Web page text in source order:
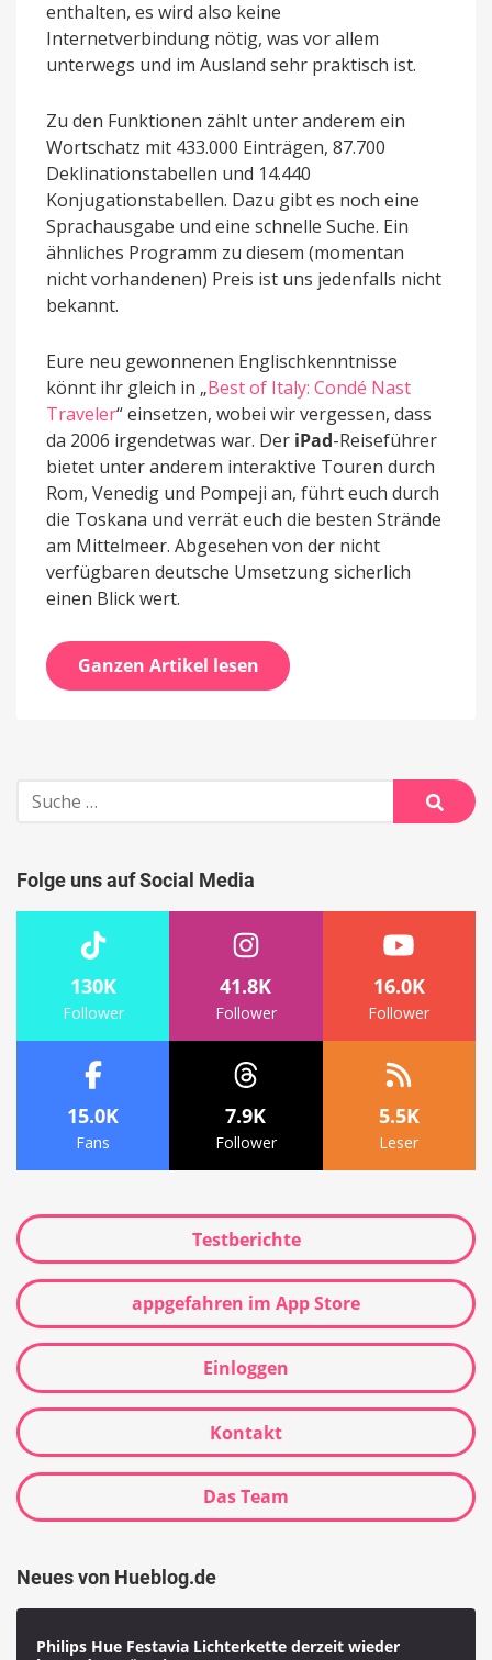
enthalten, es wird also keine
Internetverbindung nötig, was vor allem
unterwegs und im Ausland sehr praktisch ist.
Zu den Funktionen zählt unter anderem ein
Wortschatz mit 433.000 Einträgen, 87.700
Deklinationstabellen und 14.440
Konjugationstabellen. Dazu gibt es noch eine
Sprachausgabe und eine schnelle Suche. Ein
ähnliches Programm zu diesem (momentan
nicht vorhandenen) Preis ist uns jedenfalls nicht
bekannt.
Eure neu gewonnenen Englischkenntnisse
könnt ihr gleich in „Best of Italy: Condé Nast
Traveler“ einsetzen, wobei wir vergessen, dass
da 2006 irgendetwas war. Der iPad-Reiseführer
bietet unter anderem interaktive Touren durch
Rom, Venedig und Pompeji an, führt euch durch
die Toskana und verrät euch die besten Strände
am Mittelmeer. Abgesehen von der nicht
verfügbaren deutsche Umsetzung sicherlich
einen Blick wert.
Ganzen Artikel lesen
Suche
nach:
Suche
Folge uns auf Social Media
130K
Follower
41.8K
Follower
16.0K
Follower
15.0K
Fans
7.9K
Follower
5.5K
Leser
Testberichte
appgefahren im App Store
Einloggen
Kontakt
Das Team
Neues von Hueblog.de
Philips Hue Festavia Lichterkette derzeit wieder